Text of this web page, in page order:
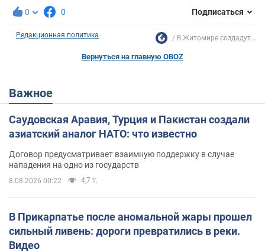
0 0 Подписаться
Редакционная политика В Житомире создадут...
Вернуться на главную OBOZ
Важное
Саудовская Аравия, Турция и Пакистан создали
азиатский аналог НАТО: что известно
Договор предусматривает взаимную поддержку в случае
нападения на одно из государств
8.08.2026 00:22 4,7 т.
В Прикарпатье после аномальной жары прошел
сильный ливень: дороги превратились в реки.
Видео